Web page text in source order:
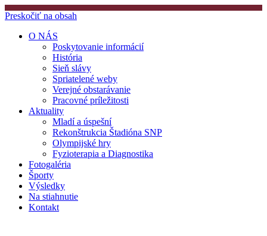
Preskočiť na obsah
O NÁS
Poskytovanie informácií
História
Sieň slávy
Spriatelené weby
Verejné obstarávanie
Pracovné príležitosti
Aktuality
Mladí a úspešní
Rekonštrukcia Štadióna SNP
Olympijské hry
Fyzioterapia a Diagnostika
Fotogaléria
Športy
Výsledky
Na stiahnutie
Kontakt